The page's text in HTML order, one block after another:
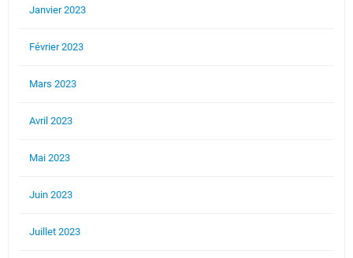
Janvier 2023
Février 2023
Mars 2023
Avril 2023
Mai 2023
Juin 2023
Juillet 2023